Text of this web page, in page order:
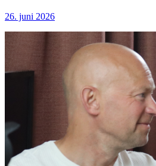
26. juni 2026